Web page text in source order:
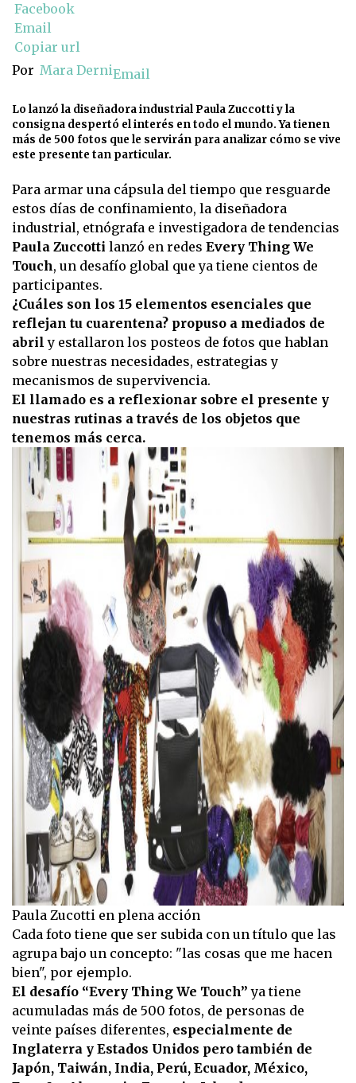
Facebook
Email
Copiar url
Por Mara DerniEmail
Lo lanzó la diseñadora industrial Paula Zuccotti y la
consigna despertó el interés en todo el mundo. Ya tienen
más de 500 fotos que le servirán para analizar cómo se vive
este presente tan particular.
Para armar una cápsula del tiempo que resguarde
estos días de confinamiento, la diseñadora
industrial, etnógrafa e investigadora de tendencias
Paula Zuccotti lanzó en redes Every Thing We
Touch, un desafío global que ya tiene cientos de
participantes.
¿Cuáles son los 15 elementos esenciales que
reflejan tu cuarentena? propuso a mediados de
abrily estallaron los posteos de fotos que hablan
sobre nuestras necesidades, estrategias y
mecanismos de supervivencia.
El llamado es a reflexionar sobre el presente y
nuestras rutinas a través de los objetos que
tenemos más cerca.
Paula Zucotti en plena acción
Cada foto tiene que ser subida con un título que las
agrupa bajo un concepto: "las cosas que me hacen
bien", por ejemplo.
El desafío “Every Thing We Touch” ya tiene
acumuladas más de 500 fotos, de personas de
veinte países diferentes, especialmente de
Inglaterra y Estados Unidos pero también de
Japón, Taiwán, India, Perú, Ecuador, México,